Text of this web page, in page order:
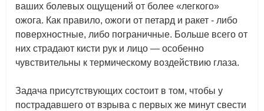
ваших болевых ощущений от более «легкого»
ожога. Как правило, ожоги от петард и ракет - либо
поверхностные, либо пограничные. Больше всего от
них страдают кисти рук и лицо — особенно
чувствительны к термическому воздействию глаза.
Задача присутствующих состоит в том, чтобы у
пострадавшего от взрыва с первых же минут свести